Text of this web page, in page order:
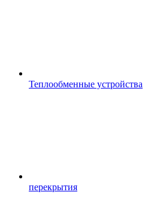
Теплообменные устройства
перекрытия